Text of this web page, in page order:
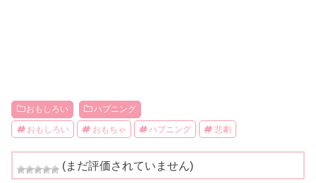
おもしろい ハプニング
おもしろい おもちゃ ハプニング 悲劇
(まだ評価されていません)